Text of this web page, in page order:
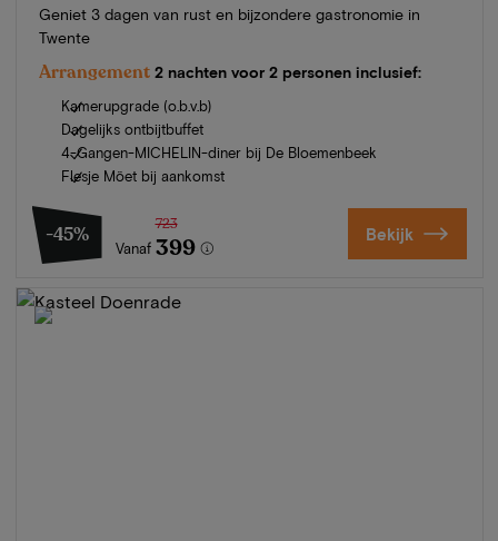
Geniet 3 dagen van rust en bijzondere gastronomie in
Twente
Arrangement 2 nachten voor 2 personen inclusief:
Kamerupgrade (o.b.v.b)
Dagelijks ontbijtbuffet
4-Gangen-MICHELIN-diner bij De Bloemenbeek
Flesje Möet bij aankomst
-45%
Vanaf
723
399 Bekijk